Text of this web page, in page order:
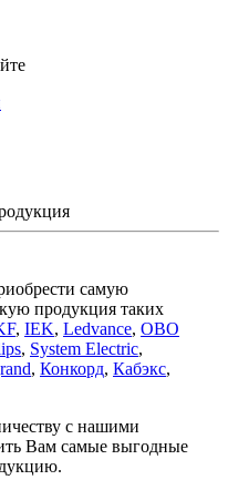
самую
продукция таких
, IEK, Ledvance, OBO
, System Electric,
, Конкорд, Кабэкс,
с нашими
Вам самые выгодные